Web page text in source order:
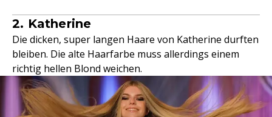
2. Katherine
Die dicken, super langen Haare von Katherine durften
bleiben. Die alte Haarfarbe muss allerdings einem
richtig hellen Blond weichen.